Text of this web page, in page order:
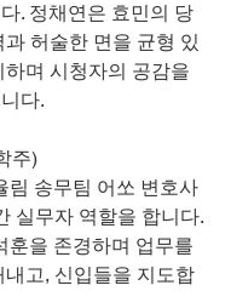
. 정채연은 효민의 당
과 허술한 면을 균형 있
하며 시청자의 공감을
다.
주)
림 송무팀 어쏘 변호사
실무자 역할을 합니다.
훈을 존경하며 업무를
내고, 신입들을 지도합